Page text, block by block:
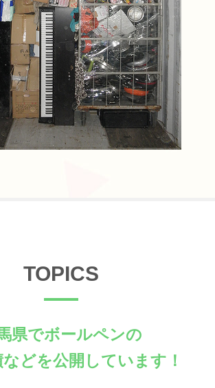
TOPICS
県でボールペンの
どを公開しています！